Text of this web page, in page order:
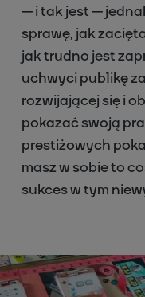
— i tak jest —
sprawę, jak
jak trudno jest
uchwyci publikę
rozwijającej się i
pokazać swoją
prestiżowych
masz w sobie to
sukces w tym